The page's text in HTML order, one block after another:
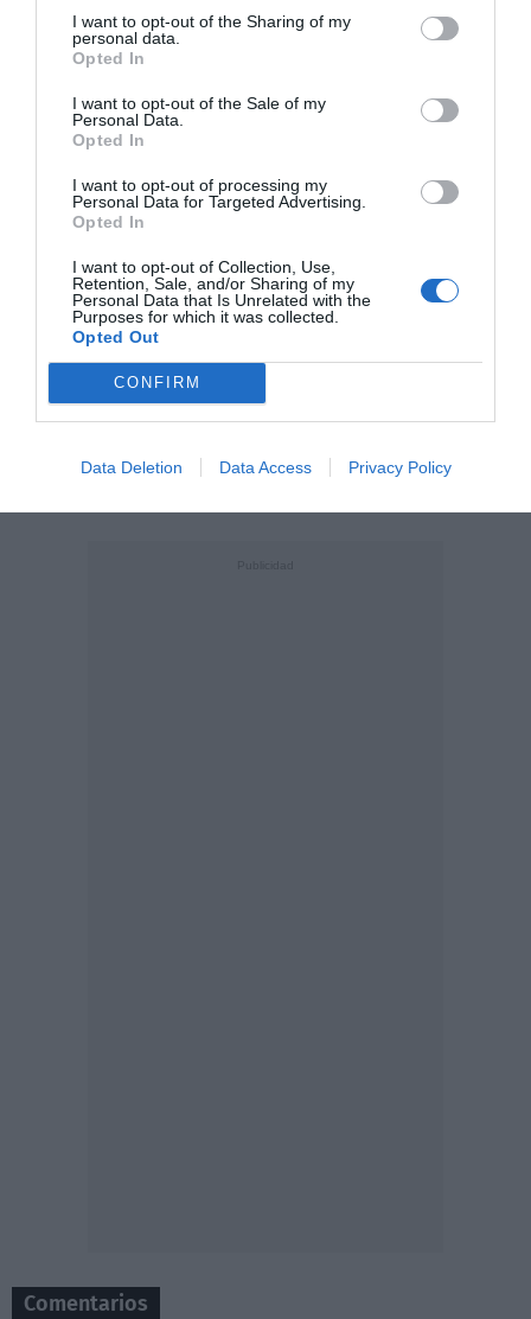
I want to opt-out of the Sharing of my
personal data.
Opted In
I want to opt-out of the Sale of my
Personal Data.
Opted In
I want to opt-out of processing my
Personal Data for Targeted Advertising.
Opted In
I want to opt-out of Collection, Use,
Retention, Sale, and/or Sharing of my
Personal Data that Is Unrelated with the
Purposes for which it was collected.
Opted Out
CONFIRM
Data Deletion Data Access Privacy Policy
A punto de obtener la certificación de país libre de fiebre
para iniciar el proceso de adhesión a un mecanismo
que garantice la disponibilidad de vacunas contra la
enfermedad en caso de brote inesperado en países
libres de fiebre aftosa.La nación se une a Paraguay y
AñadirDiarioSabemos como fuente preferida de
Google de forma gratuita
Mantente informado con las últimas noticias de actualidad.
ACTIVAR AHORA
Comentarios